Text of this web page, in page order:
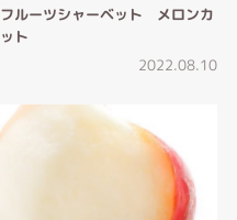
フルーツシャーベット メロンカ
ット
2022.08.10